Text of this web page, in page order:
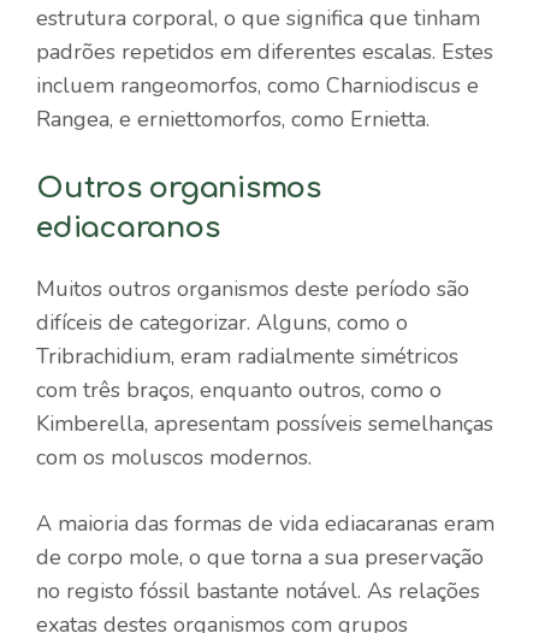
estrutura corporal, o que significa que tinham
padrões repetidos em diferentes escalas. Estes
incluem rangeomorfos, como Charniodiscus e
Rangea, e erniettomorfos, como Ernietta.
Outros organismos
ediacaranos
Muitos outros organismos deste período são
difíceis de categorizar. Alguns, como o
Tribrachidium, eram radialmente simétricos
com três braços, enquanto outros, como o
Kimberella, apresentam possíveis semelhanças
com os moluscos modernos.
A maioria das formas de vida ediacaranas eram
de corpo mole, o que torna a sua preservação
no registo fóssil bastante notável. As relações
exatas destes organismos com grupos